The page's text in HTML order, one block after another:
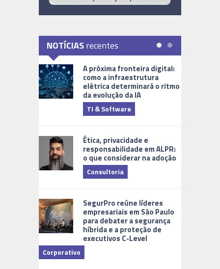
NOTÍCIASrecentes
A próxima fronteira digital:
como a infraestrutura
elétrica determinará o ritmo
da evolução da IA
TI & Software
Ética, privacidade e
responsabilidade em ALPR:
o que considerar na adoção
Consultoria
SegurPro reúne líderes
empresariais em São Paulo
para debater a segurança
híbrida e a proteção de
executivos C-Level
Corporativo